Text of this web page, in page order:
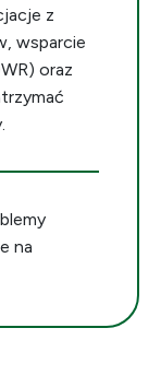
z
wsparcie
oraz
na